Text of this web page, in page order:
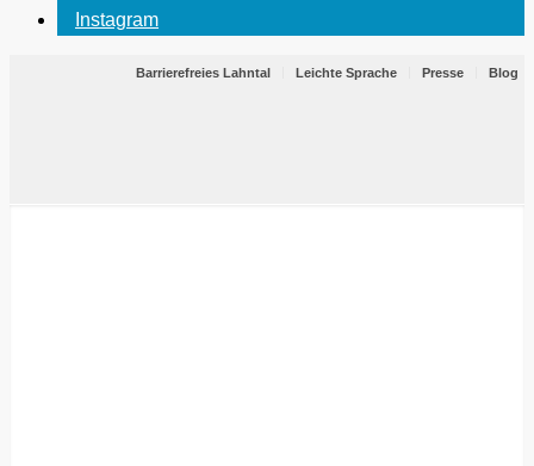
Instagram
Barrierefreies Lahntal Leichte Sprache Presse Blog